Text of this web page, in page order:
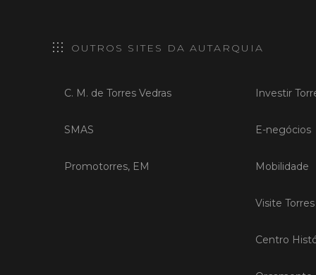
OUTROS SITES DA AUTARQUIA
C. M. de Torres Vedras
SMAS
Promotorres, EM
Investir
E-negócios
Mobilidade
Visite
Centro